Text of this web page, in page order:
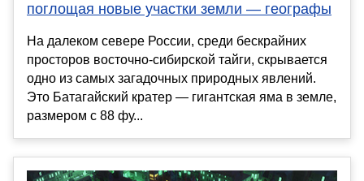
поглощая новые участки земли — географы
На далеком севере России, среди бескрайних
просторов восточно-сибирской тайги, скрывается
одно из самых загадочных природных явлений.
Это Батагайский кратер — гигантская яма в земле,
размером с 88 фу...